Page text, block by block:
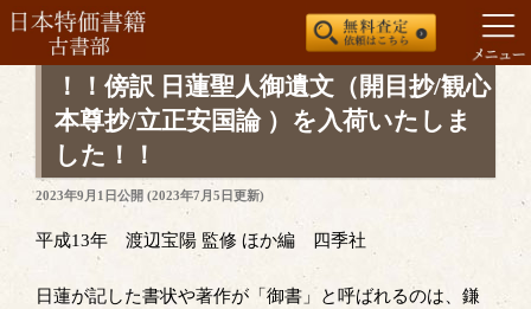
！！傍訳 日蓮聖人御遺文（開目抄/観心
本尊抄/立正安国論 ）を入荷いたしま
した！！
投
日:
2023年9月1日公開 (2023年7月5日更新)
平成13年 渡辺宝陽 監修 ほか編 四季社
日蓮が記した書状や著作が「御書」と呼ばれるのは、鎌